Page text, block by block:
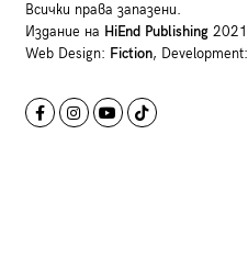
Всички права запазени.
Издание на HiEnd Publishing2021
Web Design: Fiction, Development: